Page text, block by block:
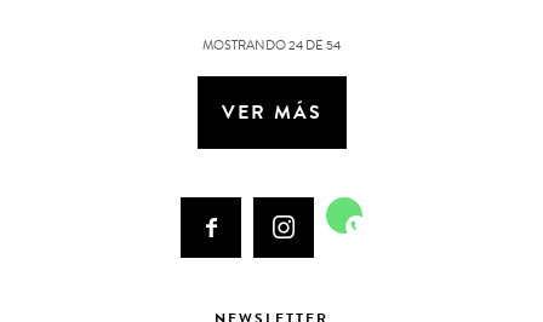
MOSTRANDO24DE54
VER MÁS
  